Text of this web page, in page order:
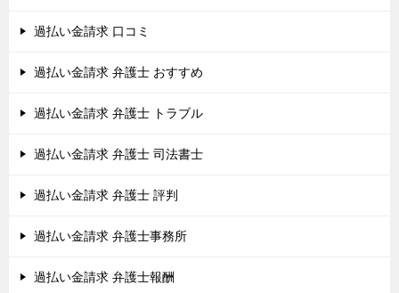
過払い金請求 口コミ
過払い金請求 弁護士 おすすめ
過払い金請求 弁護士 トラブル
過払い金請求 弁護士 司法書士
過払い金請求 弁護士 評判
過払い金請求 弁護士事務所
過払い金請求 弁護士報酬